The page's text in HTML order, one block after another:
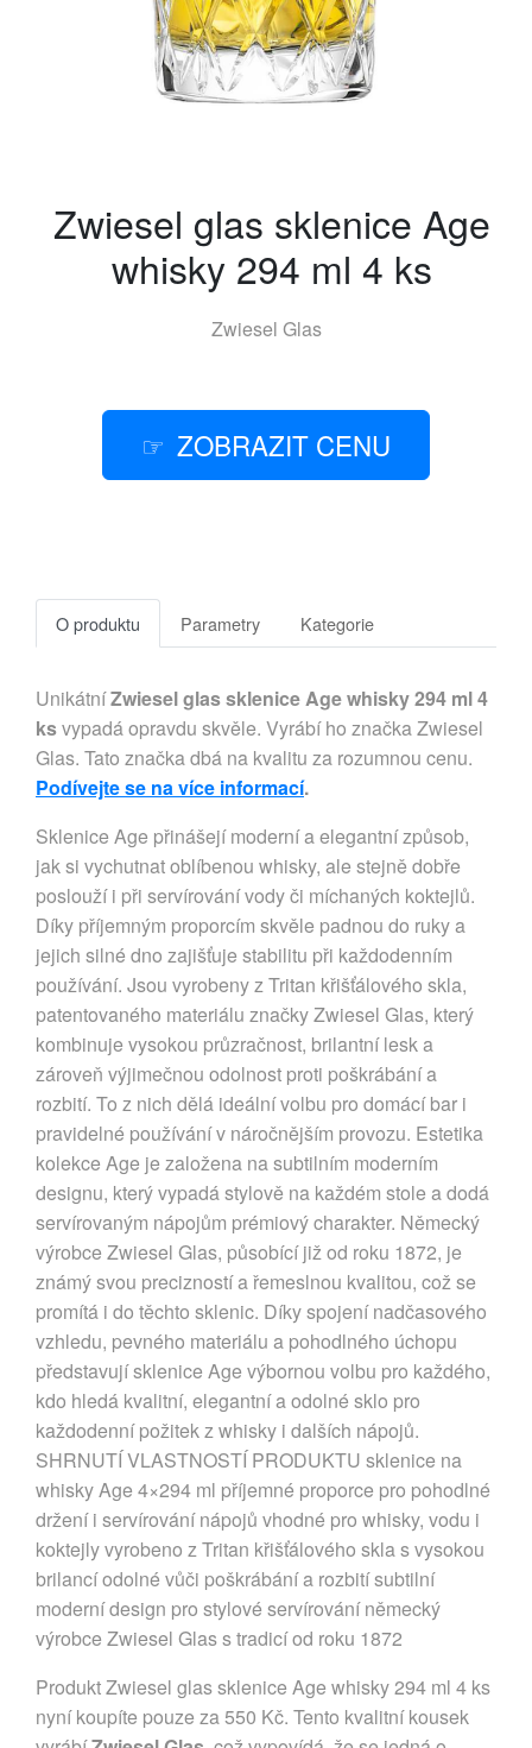
Zwiesel glas sklenice Age
whisky 294 ml 4 ks
Zwiesel Glas
ZOBRAZIT CENU
O produktu Parametry Kategorie
UnikátníZwiesel glas sklenice Age whisky 294 ml 4
ksvypadá opravdu skvěle. Vyrábí ho značka Zwiesel
Glas. Tato značka dbá na kvalitu za rozumnou cenu.
Podívejte se na více informací.
Sklenice Age přinášejí moderní a elegantní způsob,
jak si vychutnat oblíbenou whisky, ale stejně dobře
poslouží i při servírování vody či míchaných koktejlů.
Díky příjemným proporcím skvěle padnou do ruky a
jejich silné dno zajišťuje stabilitu při každodenním
používání. Jsou vyrobeny z Tritan křišťálového skla,
patentovaného materiálu značky Zwiesel Glas, který
kombinuje vysokou průzračnost, brilantní lesk a
zároveň výjimečnou odolnost proti poškrábání a
rozbití. To z nich dělá ideální volbu pro domácí bar i
pravidelné používání v náročnějším provozu. Estetika
kolekce Age je založena na subtilním moderním
designu, který vypadá stylově na každém stole a dodá
servírovaným nápojům prémiový charakter. Německý
výrobce Zwiesel Glas, působící již od roku 1872, je
známý svou precizností a řemeslnou kvalitou, což se
promítá i do těchto sklenic. Díky spojení nadčasového
vzhledu, pevného materiálu a pohodlného úchopu
představují sklenice Age výbornou volbu pro každého,
kdo hledá kvalitní, elegantní a odolné sklo pro
každodenní požitek z whisky i dalších nápojů.
SHRNUTÍ VLASTNOSTÍ PRODUKTU sklenice na
whisky Age 4×294 ml příjemné proporce pro pohodlné
držení i servírování nápojů vhodné pro whisky, vodu i
koktejly vyrobeno z Tritan křišťálového skla s vysokou
brilancí odolné vůči poškrábání a rozbití subtilní
moderní design pro stylové servírování německý
výrobce Zwiesel Glas s tradicí od roku 1872
Produkt Zwiesel glas sklenice Age whisky 294 ml 4 ks
nyní koupíte pouze za 550 Kč. Tento kvalitní kousek